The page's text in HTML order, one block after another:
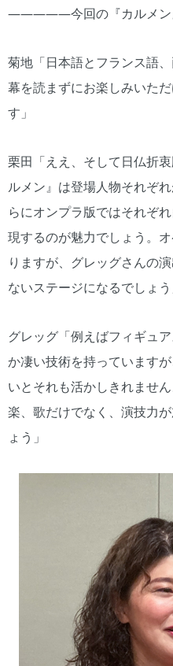
―――――今回の『カルメン
菊地「日本語とフランス語
幕を読まずにお楽しみいた
す」
栗田「ええ、そして日仏折
ルメン』は登場人物それぞ
らにオンプラ版ではそれぞ
現するのが魅力でしょう。
りますが、グレッグさんの
ないステージになるでしょう
グレッグ「例えばフィギュ
か凄い技術を持っています
いとそれも活かしきれませ
楽、歌だけでなく、演技力
ょう」